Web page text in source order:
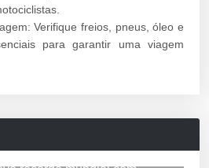
Verifique freios, pneus, óleo e
para garantir uma viagem